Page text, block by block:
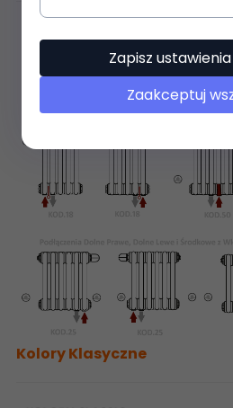
Kolory Klasyczne
Zapisz
Zaakceptuj